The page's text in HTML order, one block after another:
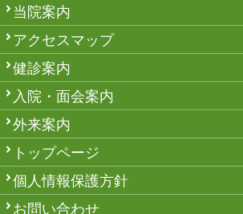
当院案内
アクセスマップ
健診案内
入院・面会案内
外来案内
トップページ
個人情報保護方針
お問い合わせ